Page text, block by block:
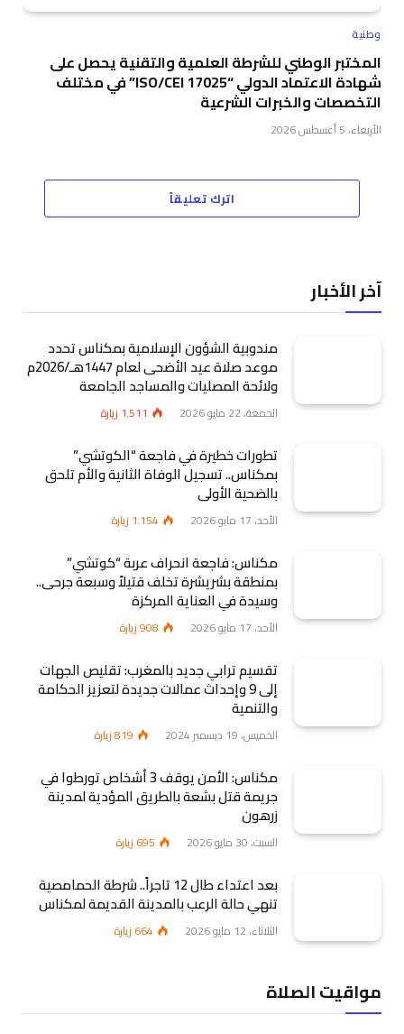
وطنية
المختبر الوطني للشرطة العلمية والتقنية يحصل على
شهادة الاعتماد الدولي “ISO/CEI 17025” في مختلف
التخصصات والخبرات الشرعية
الأربعاء، 5 أغسطس 2026
اترك تعليقاً
آخر الأخبار
مندوبية الشؤون الإسلامية بمكناس تحدد
موعد صلاة عيد الأضحى لعام 1447هـ/2026م
ولائحة المصليات والمساجد الجامعة
الجمعة، 22 مايو 2026 1٬511 زيارة
تطورات خطيرة في فاجعة “الكوتشي”
بمكناس.. تسجيل الوفاة الثانية والأم تلحق
بالضحية الأولى
الأحد، 17 مايو 2026 1٬154 زيارة
مكناس: فاجعة انحراف عربة “كوتشي”
بمنطقة بشريشرة تخلف قتيلاً وسبعة جرحى..
وسيدة في العناية المركزة
الأحد، 17 مايو 2026 908زيارة
تقسيم ترابي جديد بالمغرب: تقليص الجهات
إلى 9 وإحداث عمالات جديدة لتعزيز الحكامة
والتنمية
الخميس، 19 ديسمبر 2024 819زيارة
مكناس: الأمن يوقف 3 أشخاص تورطوا في
جريمة قتل بشعة بالطريق المؤدية لمدينة
زرهون
السبت، 30 مايو 2026 695 زيارة
بعد اعتداء طال 12 تاجراً.. شرطة الحمامصية
تنهي حالة الرعب بالمدينة القديمة لمكناس
الثلاثاء، 12 مايو 2026 664 زيارة
مواقيت الصلاة